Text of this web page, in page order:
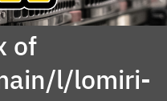
of
l/lomiri-